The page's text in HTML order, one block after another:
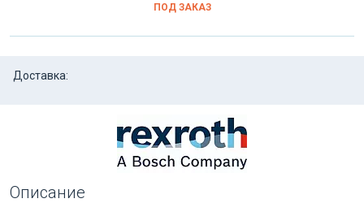
ПОД ЗАКАЗ
Доставка:
Описание